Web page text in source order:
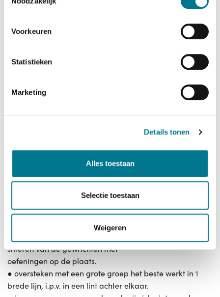
Voorkeuren
Statistieken
Marketing
Details tonen
Alles toestaan
Selectie toestaan
Weigeren
verbinding met de benodigde hulpdiensten en de
De dag bestond uit 2 praktijkonderdelen.
De eerste wandeling leidde Bart, waarbij de deelnemers
deed. Zo leerden ze dat:
● de warming-up niet start met oefenen, maar met eerst
een stukje wandelen om de
smeren van de gewrichten met
oefeningen op de plaats.
● oversteken met een grote groep het beste werkt in 1
brede lijn, i.p.v. in een lint achter elkaar.